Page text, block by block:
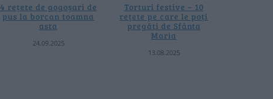
4 rețete de gogoșari de
pus la borcan toamna
asta
24.09.2025
Torturi festive – 10
rețete pe care le poți
pregăti de Sfânta
Maria
13.08.2025